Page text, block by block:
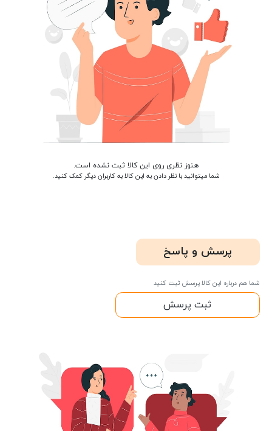
هنوز نظری روی این کالا ثبت نشده است.
شما میتوانید با نظر دادن به این کالا به کاربران دیگر کمک کنید.
پرسش و پاسخ
شما هم درباره این کالا پرسش ثبت کنید
ثبت پرسش